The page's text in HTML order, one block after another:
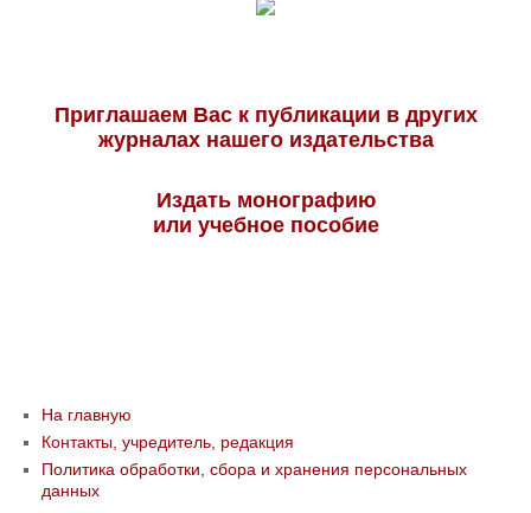
Приглашаем Вас к публикации в других
журналах нашего издательства
Издать монографию
или учебное пособие
На главную
Контакты, учредитель, редакция
Политика обработки, сбора и хранения персональных
данных